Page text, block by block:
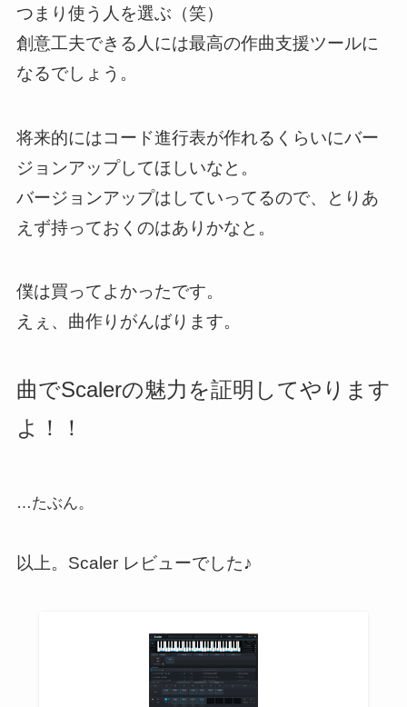
つまり使う人を選ぶ（笑）
創意工夫できる人には最高の作曲支援ツールに
なるでしょう。
将来的にはコード進行表が作れるくらいにバー
ジョンアップしてほしいなと。
バージョンアップはしていってるので、とりあ
えず持っておくのはありかなと。
僕は買ってよかったです。
えぇ、曲作りがんばります。
曲でScalerの魅力を証明してやります
よ！！
…たぶん。
以上。Scaler レビューでした♪